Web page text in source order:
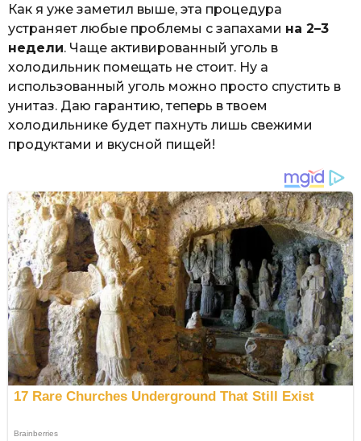
Как я уже заметил выше, эта процедура
устраняет любые проблемы с запахами на 2–3
недели. Чаще активированный уголь в
холодильник помещать не стоит. Ну а
использованный уголь можно просто спустить в
унитаз. Даю гарантию, теперь в твоем
холодильнике будет пахнуть лишь свежими
продуктами и вкусной пищей!